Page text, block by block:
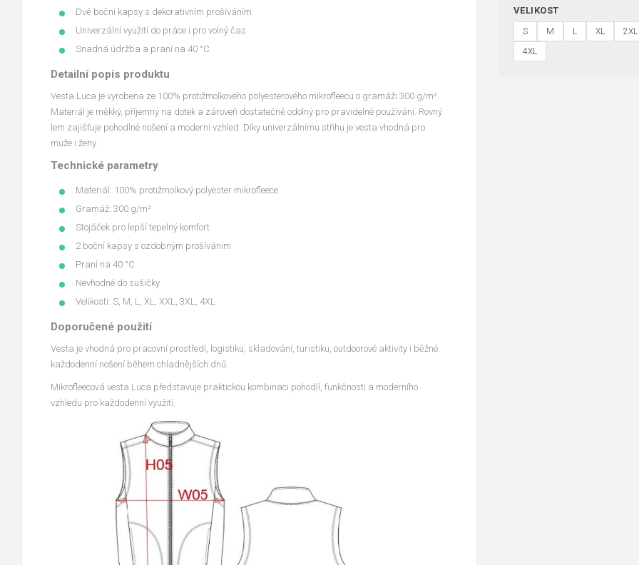
Dvě boční kapsy s dekorativním prošíváním
Univerzální využití do práce i pro volný čas
Snadná údržba a praní na 40 °C
Detailní popis produktu
Vesta Luca je vyrobena ze 100% protižmolkového polyesterového mikrofleecu o gramáži 300 g/m².
Materiál je měkký, příjemný na dotek a zároveň dostatečně odolný pro pravidelné používání. Rovný
lem zajišťuje pohodlné nošení a moderní vzhled. Díky univerzálnímu střihu je vesta vhodná pro
muže i ženy.
Technické parametry
Materiál: 100% protižmolkový polyester mikrofleece
Gramáž: 300 g/m²
Stojáček pro lepší tepelný komfort
2 boční kapsy s ozdobným prošíváním
Praní na 40 °C
Nevhodné do sušičky
Velikosti: S, M, L, XL, XXL, 3XL, 4XL
Doporučené použití
Vesta je vhodná pro pracovní prostředí, logistiku, skladování, turistiku, outdoorové aktivity i běžné
každodenní nošení během chladnějších dnů.
Mikrofleecová vesta Luca představuje praktickou kombinaci pohodlí, funkčnosti a moderního
vzhledu pro každodenní využití.
VELIKOST
S M L XL
2XL
4XL